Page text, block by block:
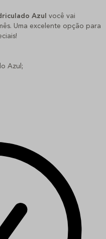
Azul você vai
Uma excelente opção para
Azul;